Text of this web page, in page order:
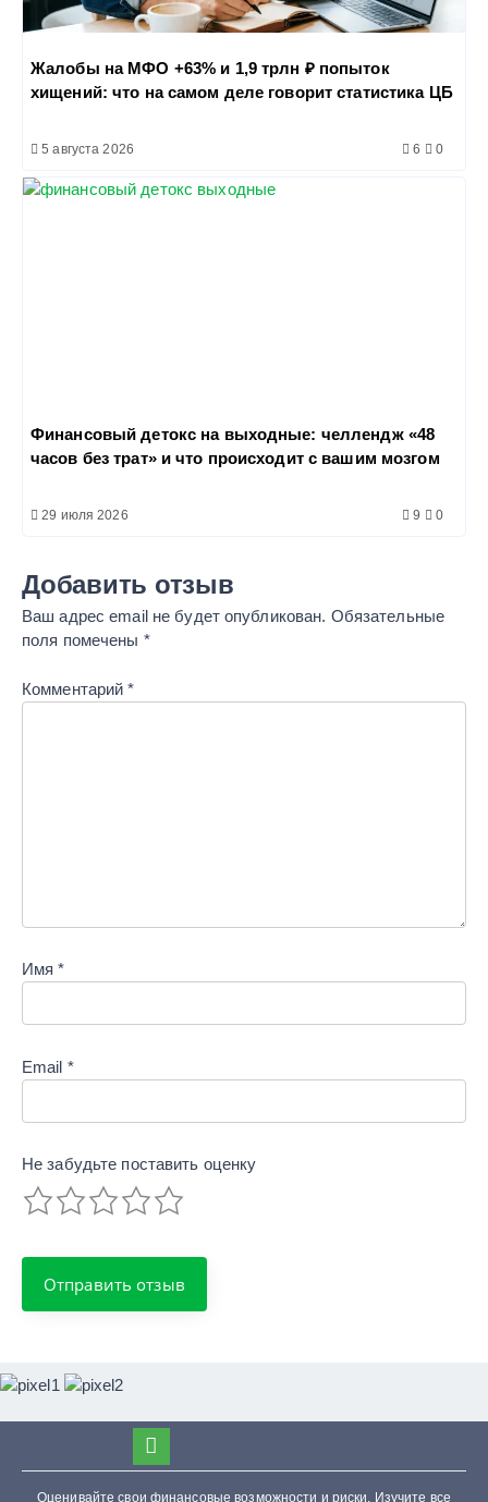
Жалобы на МФО +63% и 1,9 трлн ₽ попыток
хищений: что на самом деле говорит статистика ЦБ
5 августа 2026 6 0
Финансовый детокс на выходные: челлендж «48
часов без трат» и что происходит с вашим мозгом
29 июля 2026 9 0
Добавить отзыв
Ваш адрес email не будет опубликован. Обязательные
поля помечены *
Комментарий*
Имя*
Email *
Не забудьте поставить оценку
Оценивайте свои финансовые возможности и риски. Изучите все